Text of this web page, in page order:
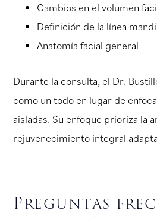
Cambios en el volumen
Definición de la línea
Anatomía facial general
Durante la consulta, el Dr.
como un todo en lugar de
aisladas. Su enfoque prioriza la
rejuvenecimiento integral
Preguntas